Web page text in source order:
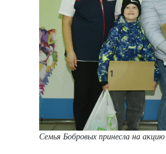
Семья Бобровых принесла на